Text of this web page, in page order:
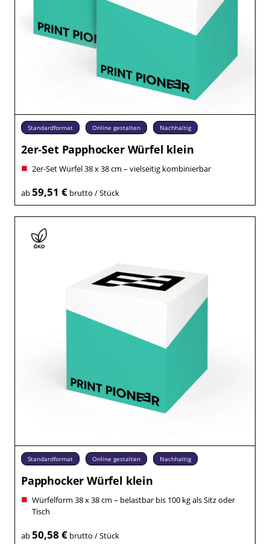
Standardformat Online gestalten Nachhaltig
2er-Set Papphocker Würfel klein
2er-Set Würfel 38 x 38 cm – vielseitig kombinierbar
ab59,51 €brutto / Stück
Standardformat Online gestalten Nachhaltig
Papphocker Würfel klein
Würfelform 38 x 38 cm – belastbar bis 100 kg als Sitz oder
Tisch
ab50,58 €brutto / Stück